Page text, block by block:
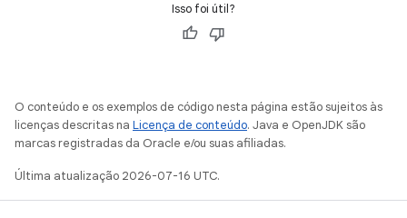
Isso foi útil?
O conteúdo e os exemplos de código nesta página estão sujeitos às
licenças descritas na Licença de conteúdo. Java e OpenJDK são
marcas registradas da Oracle e/ou suas afiliadas.
Última atualização 2026-07-16 UTC.